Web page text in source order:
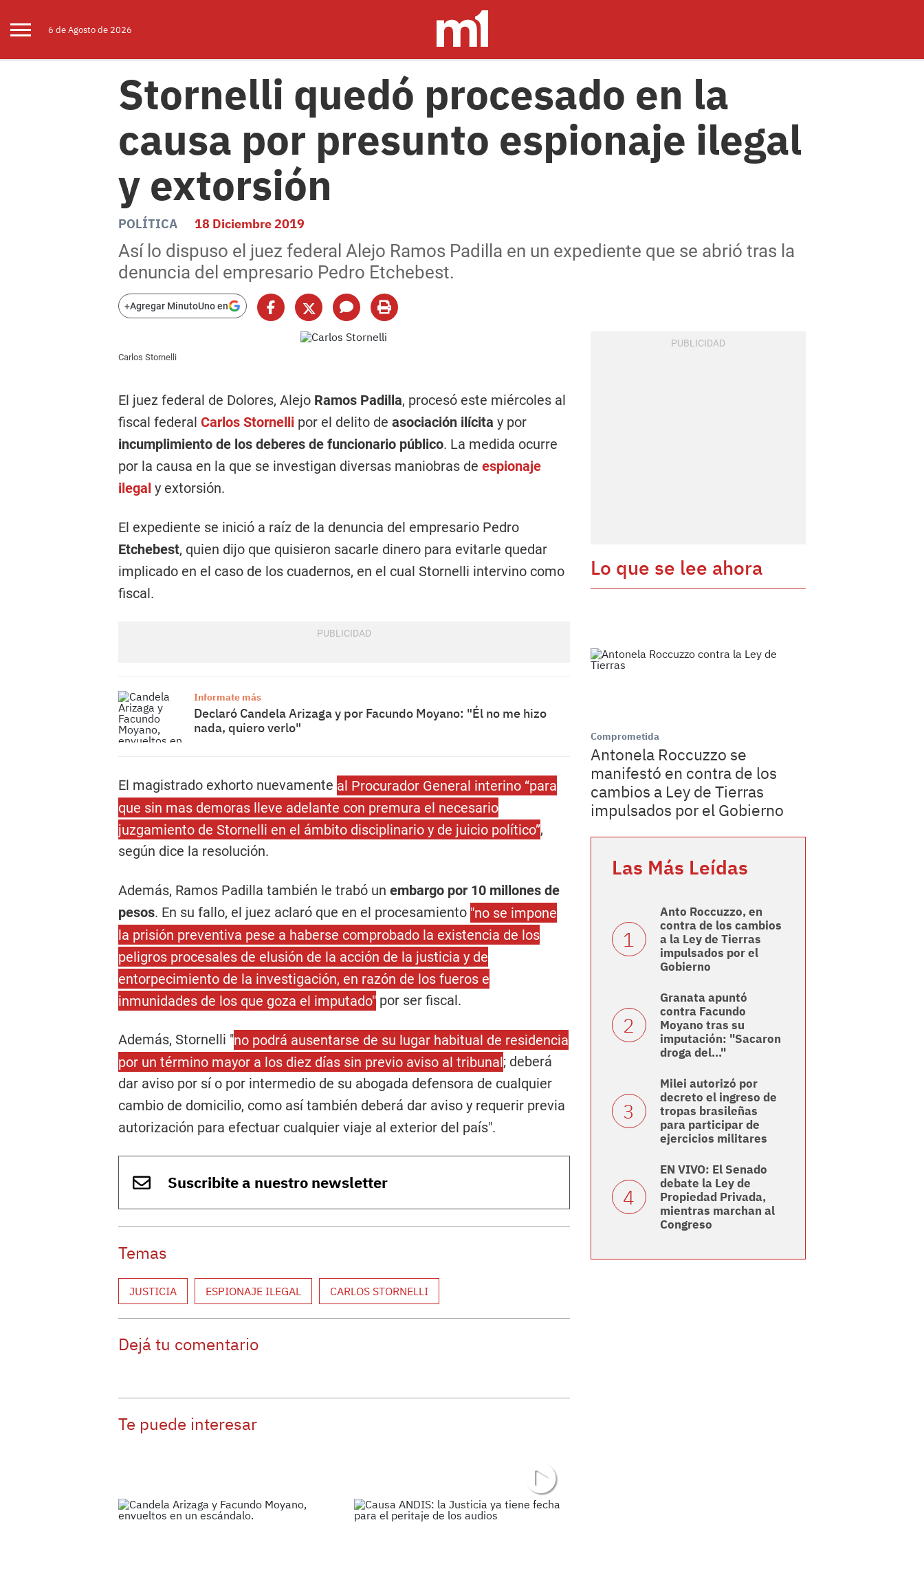
6 deAgostode 2026
Stornelli quedó procesado en la
causa por presunto espionaje ilegal
y extorsión
POLÍTICA 18 Diciembre 2019
Así lo dispuso el juez federal Alejo Ramos Padilla en un expediente que se abrió tras la
denuncia del empresario Pedro Etchebest.
+Agregar MinutoUno en
Carlos Stornelli
El juez federal de Dolores, Alejo Ramos Padilla, procesó este miércoles al
fiscal federal Carlos Stornelli por el delito de asociación ilícita y por
incumplimiento de los deberes de funcionario público. La medida ocurre
por la causa en la que se investigan diversas maniobras de espionaje
ilegal y extorsión.
El expediente se inició a raíz de la denuncia del empresario Pedro
Etchebest, quien dijo que quisieron sacarle dinero para evitarle quedar
implicado en el caso de los cuadernos, en el cual Stornelli intervino como
fiscal.
Informate más
Declaró Candela Arizaga y por Facundo Moyano: "Él no me hizo
nada, quiero verlo"
El magistrado exhorto nuevamente al Procurador General interino “para
que sin mas demoras lleve adelante con premura el necesario
juzgamiento de Stornelli en el ámbito disciplinario y de juicio político”,
según dice la resolución.
Además, Ramos Padilla también le trabó un embargo por 10 millones de
pesos. En su fallo, el juez aclaró que en el procesamiento "no se impone
la prisión preventiva pese a haberse comprobado la existencia de los
peligros procesales de elusión de la acción de la justicia y de
entorpecimiento de la investigación, en razón de los fueros e
inmunidades de los que goza el imputado" por ser fiscal.
Además, Stornelli "no podrá ausentarse de su lugar habitual de residencia
por un término mayor a los diez días sin previo aviso al tribunal; deberá
dar aviso por sí o por intermedio de su abogada defensora de cualquier
cambio de domicilio, como así también deberá dar aviso y requerir previa
autorización para efectuar cualquier viaje al exterior del país".
Suscribite a nuestro newsletter
Temas
JUSTICIA ESPIONAJE ILEGAL CARLOS STORNELLI
Dejá tu comentario
Te puede interesar
Lo que se lee ahora
Comprometida
Antonela Roccuzzo se
manifestó en contra de los
cambios a Ley de Tierras
impulsados por el Gobierno
Las Más Leídas
Anto Roccuzzo, en
contra de los cambios
a la Ley de Tierras
impulsados por el
Gobierno
Granata apuntó
contra Facundo
Moyano tras su
imputación: "Sacaron
droga del..."
Milei autorizó por
decreto el ingreso de
tropas brasileñas
para participar de
ejercicios militares
EN VIVO: El Senado
debate la Ley de
Propiedad Privada,
mientras marchan al
Congreso